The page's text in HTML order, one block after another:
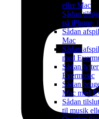
eller Mac
Sådan
på iPhone,
Sådan
Mac
Sådan
med
Sådan
Evermusic
Sådan
Mac med
Sådan
til musik